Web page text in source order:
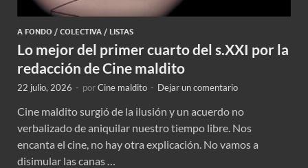
A FONDO / COLECTIVA / LISTAS
Lo mejor del primer cuarto del s.XXI por la
redacción de Cine maldito
22 julio, 2026 - porCine maldito - Dejar un comentario
Cine maldito surgió de la ilusión y un acuerdo no
verbalizado de aniquilar nuestro tiempo libre. Nos
encanta el cine, no hay otra explicación. No vamos a
disimular las canas …